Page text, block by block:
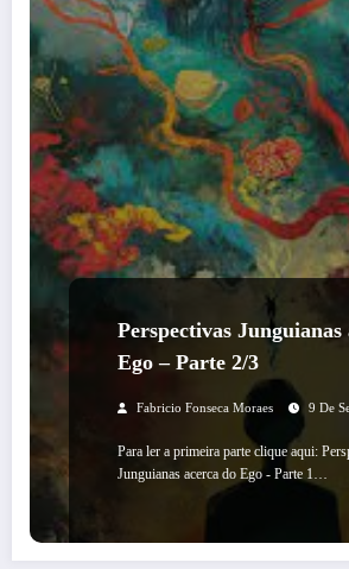
Perspectivas Junguianas
Ego – Parte 2/3
Fabricio Fonseca Moraes 9 De
Para ler a primeira parte clique aqui:
Junguianas acerca do Ego - Parte 1…